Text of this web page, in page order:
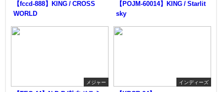
【fccd-888】KING / CROSS
WORLD
【POJM-60014】KING / Starlit
sky
メジャー インディーズ